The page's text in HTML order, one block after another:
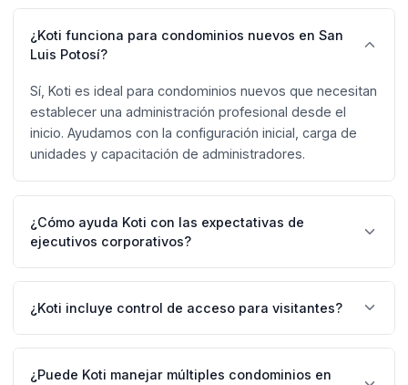
¿Koti funciona para condominios nuevos en San
Luis Potosí?
Sí, Koti es ideal para condominios nuevos que necesitan
establecer una administración profesional desde el
inicio. Ayudamos con la configuración inicial, carga de
unidades y capacitación de administradores.
¿Cómo ayuda Koti con las expectativas de
ejecutivos corporativos?
Koti ofrece una experiencia moderna y profesional: app
amenidades, y comunicación eficiente. Todo lo que
¿Koti incluye control de acceso para visitantes?
Sí, Koti permite a residentes generar códigos QR para
visitantes. Los guardias pueden escanear estos
¿Puede Koti manejar múltiples condominios en